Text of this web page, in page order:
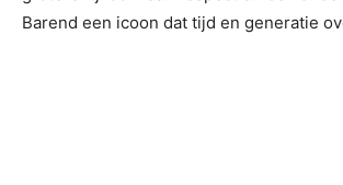
Barend een icoon dat tijd en generatie